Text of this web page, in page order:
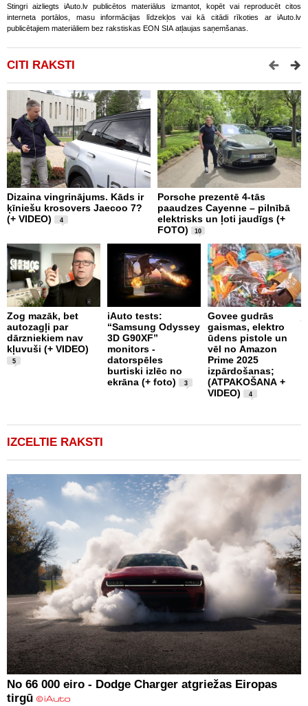
Stingri aizliegts iAuto.lv publicētos materiālus izmantot, kopēt vai reproducēt citos
interneta portālos, masu informācijas līdzekļos vai kā citādi rīkoties ar iAuto.lv
publicētajiem materiāliem bez rakstiskas EON SIA atļaujas saņemšanas.
CITI RAKSTI
Dizaina vingrinājums. Kāds ir
ķīniešu krosovers Jaecoo 7?
(+ VIDEO)
4
Porsche prezentē 4-tās
paaudzes Cayenne – pilnībā
elektrisks un ļoti jaudīgs (+
FOTO)
10
Zog mazāk, bet
autozagļi par
dārzniekiem nav
kļuvuši (+ VIDEO)
5
iAuto tests:
“Samsung Odyssey
3D G90XF”
monitors -
datorspēles
burtiski izlēc no
ekrāna (+ foto)
3
Govee gudrās
gaismas, elektro
ūdens pistole un
vēl no Amazon
Prime 2025
izpārdošanas;
(ATPAKOŠANA +
VIDEO)
4
IZCELTIE RAKSTI
No 66 000 eiro - Dodge Charger atgriežas Eiropas
tirgū